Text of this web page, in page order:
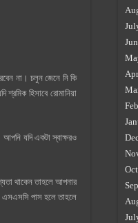
না। চলুন জেনে নি কি
হিসাবে রোমানিয়া
আপনি যদি একটা স্বাক্ষরও
থাকেন তাহলে আপনার
এসএসসি পাস হলে তাহলে